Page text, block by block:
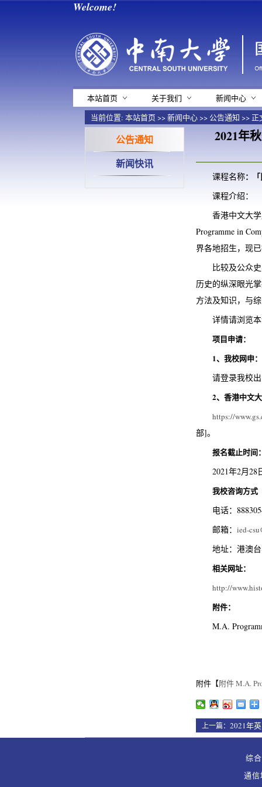
Welcome!
本站首页 关于我们
新闻中心
当前位置: 本站首页>>新闻中心>> 公告通知 >> 正
公告通知
新闻快讯
2021年
课程名称：
课程介绍：
香港中文大
Programme in
界各地招生，现
比较及公众
历史的纵深眼光
方法及知识，与
详情请浏览
项目申请：
1、我校网申：
请登录我校
2、香港中文
https://
部]。
报名截止时间
2021年2月28
我校咨询方式
电话：
邮箱： ied-
地址：港澳
相关网址：
http://
附件：
M.A.
附件【附件 M.A.
上一篇： 2021年
综
通信